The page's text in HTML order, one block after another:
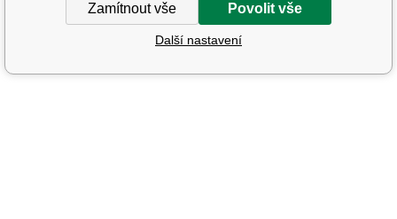
Zamítnout vše Povolit vše
Další nastavení